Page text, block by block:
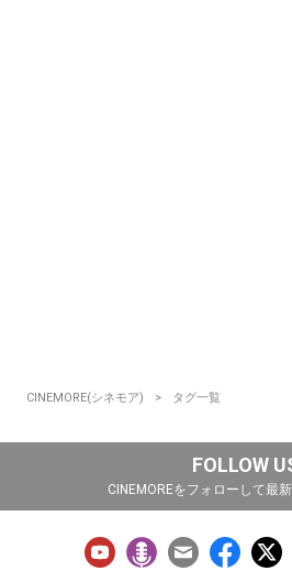
CINEMORE(シネモア) タグ一覧
FOLLOW
CINEMOREをフォローして最